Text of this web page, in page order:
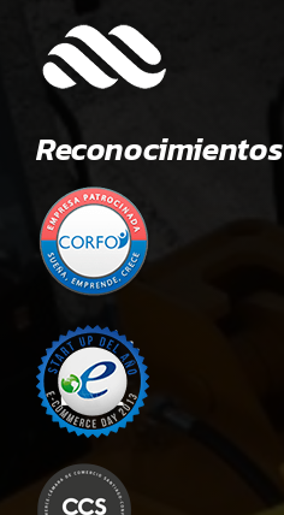
Reconocimientos